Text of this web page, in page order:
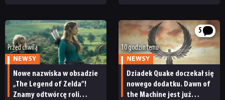
Przed chwilą
NEWSY
Nowe nazwiska w obsadzie
„The Legend of Zelda”!
Znamy odtwórcę roli
5
10 godzin temu
NEWSY
Dziadek Quake doczekał się
nowego dodatku. Dawn of
the Machine jest już